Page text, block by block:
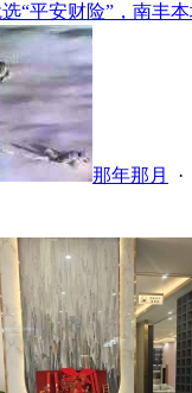
“平安财险”，南丰
那年那月 ·